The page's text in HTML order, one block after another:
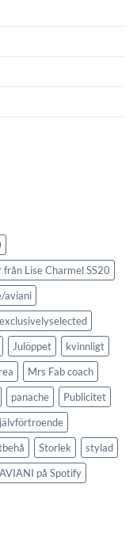
från Lise Charmel SS20
aviani
exclusivelyselected
Julöppet
kvinnligt
Mrs Fab coach
panache
Publicitet
Storlek
stylad
på Spotify